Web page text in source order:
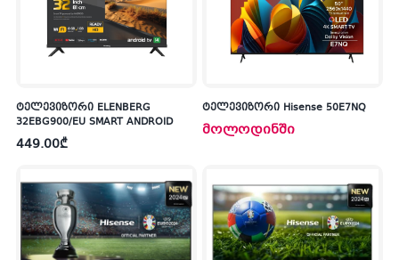
ტელევიზორი ELENBERG
32EBG900/EU SMART ANDROID
449.00₾
ტელევიზორი Hisense 50E7NQ
მოლოდინში